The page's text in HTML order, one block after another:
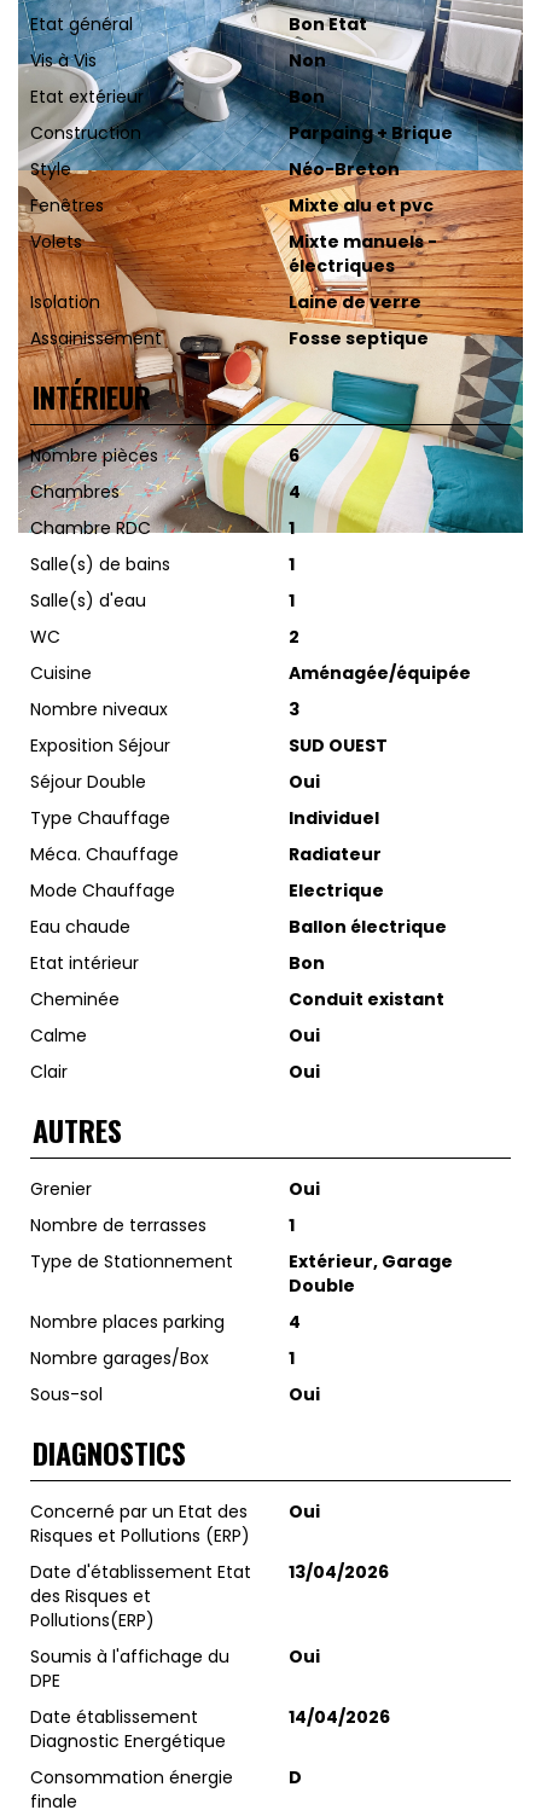
Etat général
Bon Etat
Vis à Vis
Non
Etat extérieur
Bon
Construction
Parpaing + Brique
Style
Néo-Breton
Fenêtres
Mixte alu et pvc
Volets
Mixte manuels -
électriques
Isolation
Laine de verre
Assainissement
Fosse septique
INTÉRIEUR
Nombre pièces
6
Chambres
4
Chambre RDC
1
Salle(s) de bains
1
Salle(s) d'eau
1
WC
2
Cuisine
Aménagée/équipée
Nombre niveaux
3
Exposition Séjour
SUD OUEST
Séjour Double
Oui
Type Chauffage
Individuel
Méca. Chauffage
Radiateur
Mode Chauffage
Electrique
Eau chaude
Ballon électrique
Etat intérieur
Bon
Cheminée
Conduit existant
Calme
Oui
Clair
Oui
AUTRES
Grenier
Oui
Nombre de terrasses
1
Type de Stationnement
Extérieur, Garage
Double
Nombre places parking
4
Nombre garages/Box
1
Sous-sol
Oui
DIAGNOSTICS
Concerné par un Etat des
Risques et Pollutions (ERP)
Oui
Date d'établissement Etat
des Risques et
Pollutions(ERP)
13/04/2026
Soumis à l'affichage du
DPE
Oui
Date établissement
Diagnostic Energétique
14/04/2026
Consommation énergie
finale
D